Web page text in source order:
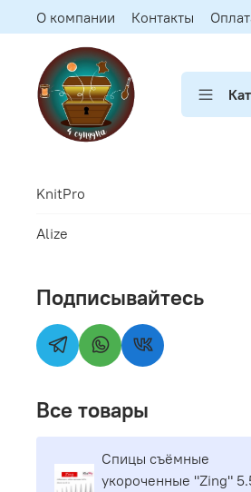
О компании Контакты
KnitPro
Alize
Подписывайтесь
Все товары
Спицы съёмные
укороченные "Zing"